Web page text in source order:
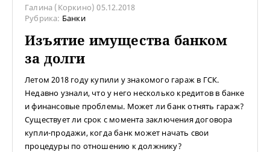
Галина (Коркино)05.12.2018
Рубрика: Банки
Изъятие имущества банком
за долги
Летом 2018 году купили у знакомого гараж в ГСК.
Недавно узнали, что у него несколько кредитов в банке
и финансовые проблемы. Может ли банк отнять гараж?
Существует ли срок с момента заключения договора
купли-продажи, когда банк может начать свои
процедуры по отношению к должнику?